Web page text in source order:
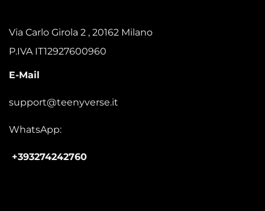
Via Carlo Girola 2 , 20162 Milano
P.IVA IT12927600960
E-Mail
support@teenyverse.it
WhatsApp:
+393274242760